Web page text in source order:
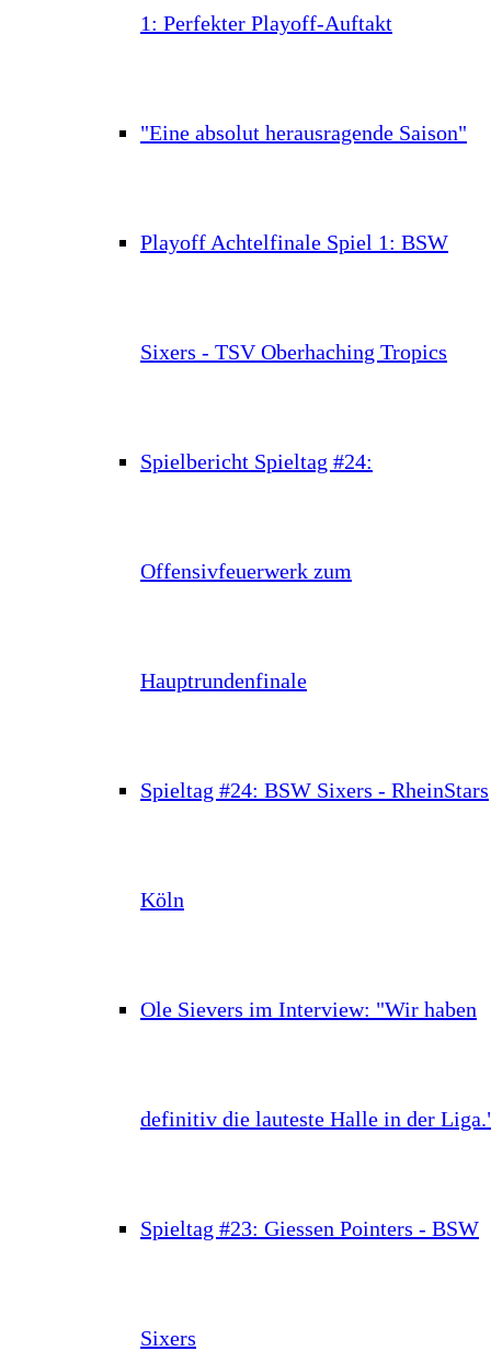
1: Perfekter Playoff-Auftakt
"Eine absolut herausragende Saison"
Playoff Achtelfinale Spiel 1: BSW
Sixers - TSV Oberhaching Tropics
Spielbericht Spieltag #24:
Offensivfeuerwerk zum
Hauptrundenfinale
Spieltag #24: BSW Sixers - RheinStars
Köln
Ole Sievers im Interview: "Wir haben
definitiv die lauteste Halle in der
Spieltag #23: Giessen Pointers - BSW
Sixers